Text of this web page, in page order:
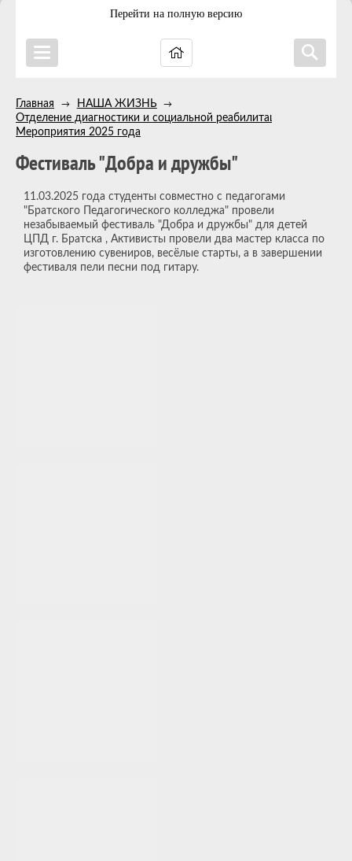
Перейти на полную версию
Главная → НАША ЖИЗНЬ →
Отделение диагностики и социальной реабилитации
Мероприятия 2025 года
Фестиваль "Добра и дружбы"
11.03.2025 года студенты совместно с педагогами
"Братского Педагогического колледжа" провели
незабываемый фестиваль "Добра и дружбы" для детей
ЦПД г. Братска , Активисты провели два мастер класса по
изготовлению сувениров, весёлые старты, а в завершении
фестиваля пели песни под гитару.